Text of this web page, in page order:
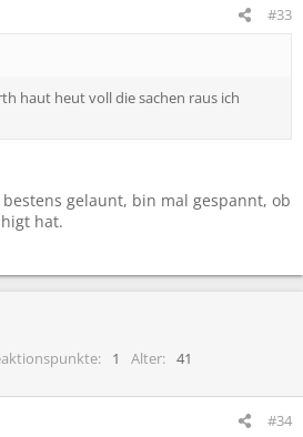
#33
haut heut voll die sachen raus ich
gelaunt, bin mal gespannt, ob
hat.
1 Alter
41
#34